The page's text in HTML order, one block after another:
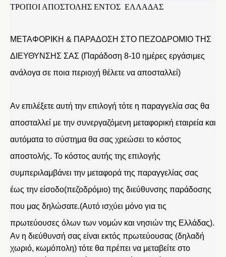
ΤΡΟΠΟΙ ΑΠΟΣΤΟΛΗΣ ΕΝΤΟΣ ΕΛΛΑΔΑΣ
ΜΕΤΑΦΟΡΙΚΗ & ΠΑΡΑΔΟΣΗ ΣΤΟ ΠΕΖΟΔΡΟΜΙΟ ΤΗΣ
ΔΙΕΥΘΥΝΣΗΣ ΣΑΣ (Παράδοση 8-10 ημέρες εργάσιμες
ανάλογα σε ποια περιοχή θέλετε να αποσταλλεί)
Αν επιλέξετε αυτή την επιλογή τότε η παραγγελία σας θα
αποσταλλεί με την συνεργαζόμενη μεταφορική εταιρεία και
αυτόματα το σύστημα θα σας χρεώσει το κόστος
αποστολής. Το κόστος αυτής της επιλογής
συμπεριλαμβάνει την μεταφορά της παραγγελίας σας
έως την είσοδο(πεζοδρόμιο) της διεύθυνσης παράδοσης
που μας δηλώσατε.(Αυτό ισχύει μόνο για τις
πρωτεύουσες όλων των νομών και νησιών της Ελλάδας).
Αν η διεύθυνσή σας είναι εκτός πρωτεύουσας (δηλαδή
χωριό, κωμόπολη) τότε θα πρέπει να μεταβείτε στο